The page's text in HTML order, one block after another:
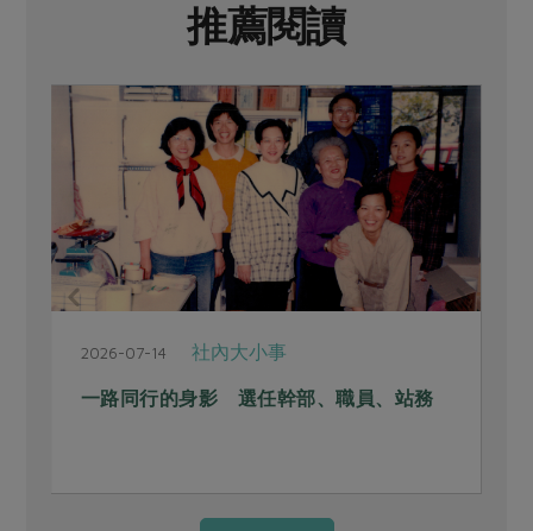
推薦閱讀
2026-07-14 社內大小事
一路同行的身影 選任幹部、職員、站務